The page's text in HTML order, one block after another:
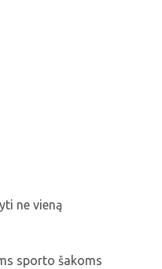
ne vieną
sporto šakoms